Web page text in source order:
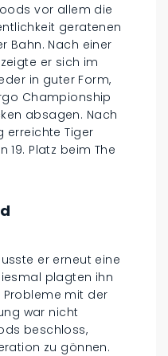
vor allem die
geratenen
Bahn. Nach einer
er sich im
in guter Form,
Championship
absagen. Nach
erreichte Tiger
19. Platz beim The
er erneut eine
plagten ihn
mit der
war nicht
beschloss,
zu gönnen.